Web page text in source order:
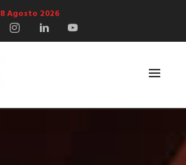
8 Agosto 2026